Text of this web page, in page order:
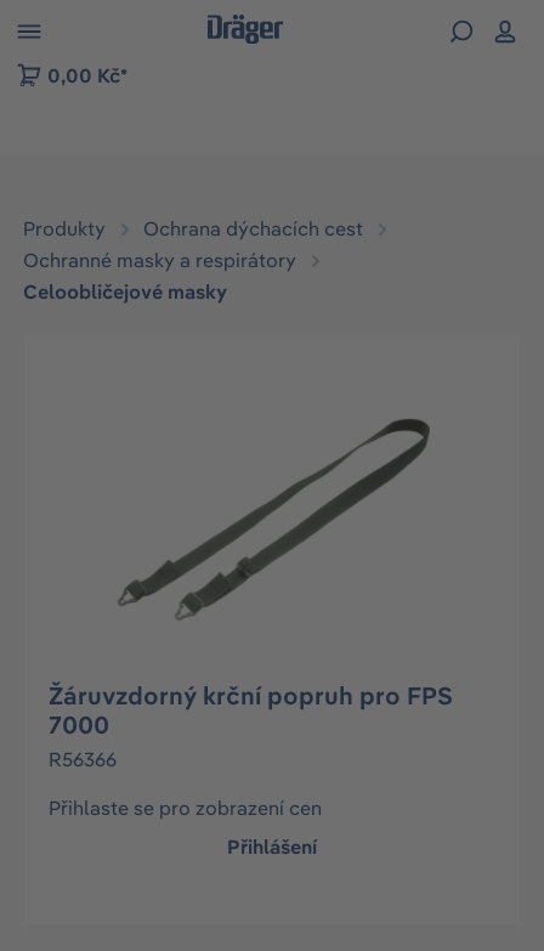
to B2B platform navigation
0,00 Kč*
Produkty
Ochrana dýchacích cest
Ochranné masky a respirátory
Celoobličejové masky
Žáruvzdorný krční popruh pro FPS
7000
R56366
Přihlaste se pro zobrazení cen
Přihlášení